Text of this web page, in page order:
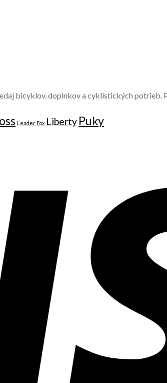
bicyklov, doplnkov a cyklistických potrieb.
Leader Fox Liberty Puky